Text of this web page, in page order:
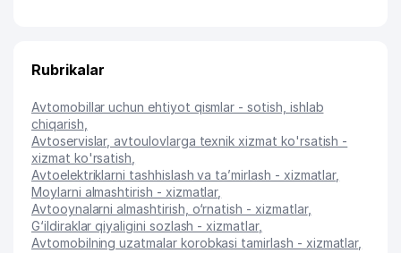
Rubrikalar
Avtomobillar uchun ehtiyot qismlar - sotish, ishlab
chiqarish
Avtoservislar, avtoulovlarga texnik xizmat ko'rsatish -
xizmat ko'rsatish
Avtoelektriklarni tashhislash va ta’mirlash - xizmatlar,
Moylarni almashtirish - xizmatlar,
Avtooynalarni almashtirish, o‘rnatish - xizmatlar,
G‘ildiraklar qiyaligini sozlash - xizmatlar,
Avtomobilning uzatmalar korobkasi tamirlash - xizmatlar,